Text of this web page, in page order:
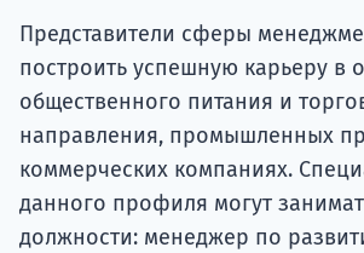
Представители сферы
построить успешную карьеру в
общественного питания и
направления, промышленных
коммерческих компаниях.
данного профиля могут
должности: менеджер по